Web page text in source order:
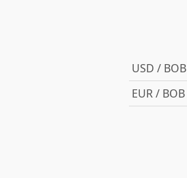
USD / BOB
EUR / BOB